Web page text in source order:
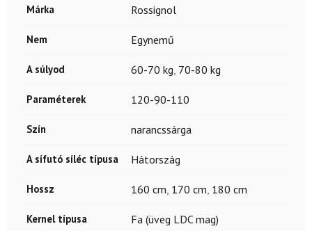
Márka Rossignol
Nem Egynemű
A súlyod 60-70 kg 70-80 kg
Paraméterek 120-90-110
Szín narancssárga
A sífutó síléc típusa Hátország
Hossz 160 cm 170 cm 180 cm
Kernel típusa Fa (üveg LDC mag)